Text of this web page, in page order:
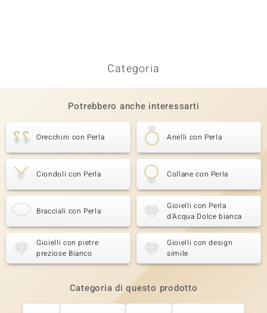
Categoria
Potrebbero anche interessarti
Orecchini con Perla Anelli con Perla
Ciondoli con Perla Collane con Perla
Bracciali con Perla
Gioielli con Perla
d'Acqua Dolce bianca
Gioielli con pietre
preziose Bianco
Gioielli con design
simile
Categoria di questo prodotto